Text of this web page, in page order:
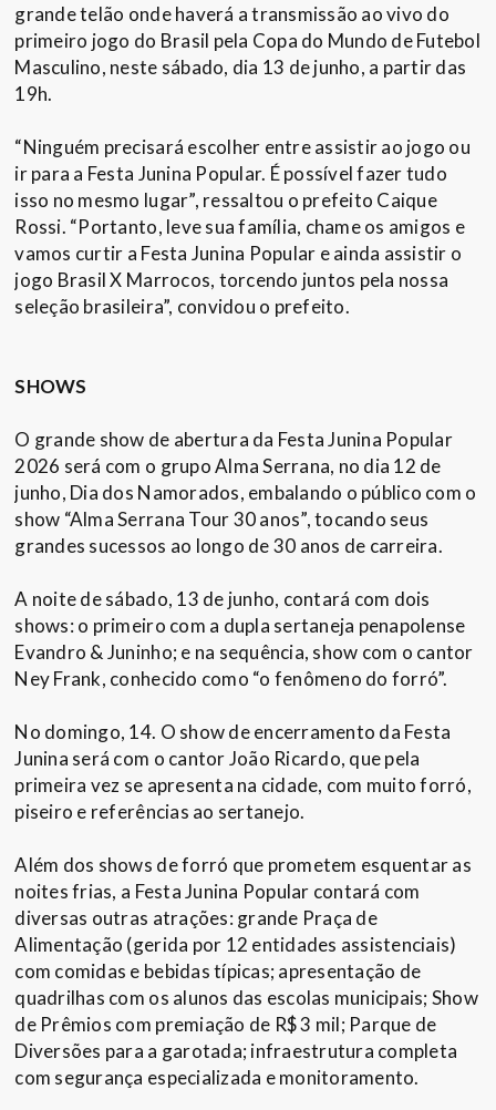
grande telão onde haverá a transmissão ao vivo do
primeiro jogo do Brasil pela Copa do Mundo de Futebol
Masculino, neste sábado, dia 13 de junho, a partir das
19h.
“Ninguém precisará escolher entre assistir ao jogo ou
ir para a Festa Junina Popular. É possível fazer tudo
isso no mesmo lugar”, ressaltou o prefeito Caique
Rossi. “Portanto, leve sua família, chame os amigos e
vamos curtir a Festa Junina Popular e ainda assistir o
jogo Brasil X Marrocos, torcendo juntos pela nossa
seleção brasileira”, convidou o prefeito.
SHOWS
O grande show de abertura da Festa Junina Popular
2026 será com o grupo Alma Serrana, no dia 12 de
junho, Dia dos Namorados, embalando o público com o
show “Alma Serrana Tour 30 anos”, tocando seus
grandes sucessos ao longo de 30 anos de carreira.
A noite de sábado, 13 de junho, contará com dois
shows: o primeiro com a dupla sertaneja penapolense
Evandro & Juninho; e na sequência, show com o cantor
Ney Frank, conhecido como “o fenômeno do forró”.
No domingo, 14. O show de encerramento da Festa
Junina será com o cantor João Ricardo, que pela
primeira vez se apresenta na cidade, com muito forró,
piseiro e referências ao sertanejo.
Além dos shows de forró que prometem esquentar as
noites frias, a Festa Junina Popular contará com
diversas outras atrações: grande Praça de
Alimentação (gerida por 12 entidades assistenciais)
com comidas e bebidas típicas; apresentação de
quadrilhas com os alunos das escolas municipais; Show
de Prêmios com premiação de R$ 3 mil; Parque de
Diversões para a garotada; infraestrutura completa
com segurança especializada e monitoramento.